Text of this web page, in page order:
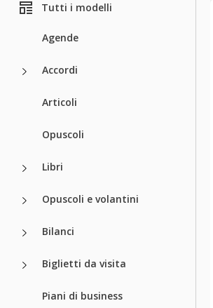
Tutti i modelli
Agende
Accordi
Articoli
Opuscoli
Libri
Opuscoli e volantini
Bilanci
Biglietti da visita
Piani di business